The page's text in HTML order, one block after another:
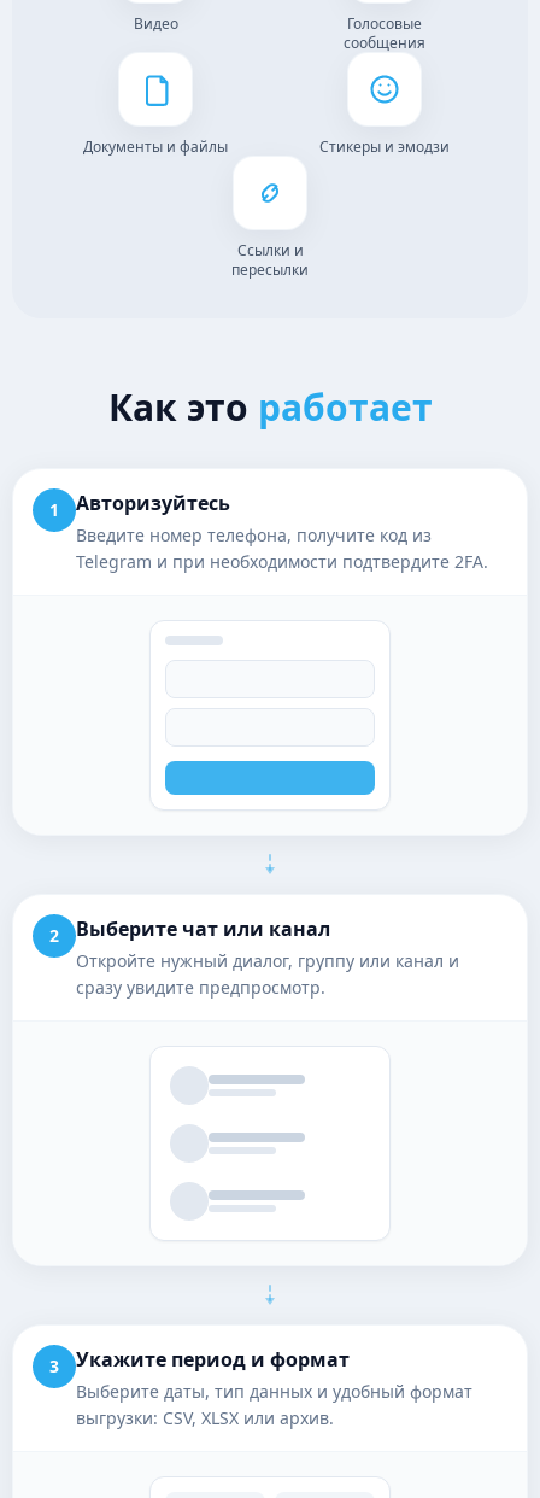
Видео
Голосовые
сообщения
Документы и файлы Стикеры и эмодзи
Ссылки и
пересылки
Как это работает
1 Авторизуйтесь
Введите номер телефона, получите код из
Telegram и при необходимости подтвердите 2FA.
2 Выберите чат или канал
Откройте нужный диалог, группу или канал и
сразу увидите предпросмотр.
3 Укажите период и формат
Выберите даты, тип данных и удобный формат
выгрузки: CSV, XLSX или архив.